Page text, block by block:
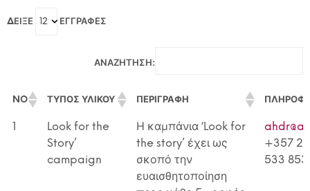
Discrimination And Radicalisation
ΔΕΊΞΕ ΕΓΓΡΑΦΈΣ
ΑΝΑΖΉΤΗΣΗ:
NO ΤΎΠΟΣ ΥΛΙΚΟΎ ΠΕΡΙΓΡΑΦΉ
NO ΤΎΠΟΣ ΥΛΙΚΟΎ ΠΕΡΙΓΡΑΦΉ
1
Look for the
Story’
campaign
Η καμπάνια ‘Look for
the story’ έχει ως
σκοπό την
ευαισθητοποίηση
+357
533 853